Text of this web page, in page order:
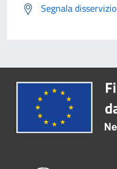
Segnala disservizio